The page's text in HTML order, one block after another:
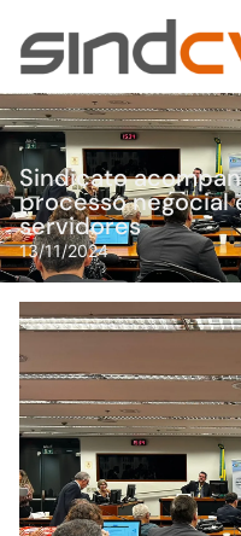
Sindicato
processo negocial
servidores
13/11/2024